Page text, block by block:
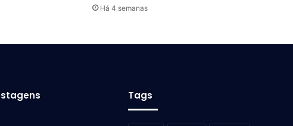
Há 4 semanas
Tags